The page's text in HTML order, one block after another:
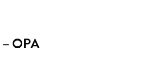
OPA